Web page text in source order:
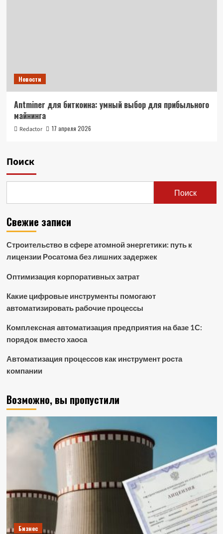
Новости
Antminer для биткоина: умный выбор для прибыльного
майнинга
Redactor 17 апреля 2026
Поиск
Поиск
Свежие записи
Строительство в сфере атомной энергетики: путь к
лицензии Росатома без лишних задержек
Оптимизация корпоративных затрат
Какие цифровые инструменты помогают
автоматизировать рабочие процессы
Комплексная автоматизация предприятия на базе 1С:
порядок вместо хаоса
Автоматизация процессов как инструмент роста
компании
Возможно, вы пропустили
Бизнес